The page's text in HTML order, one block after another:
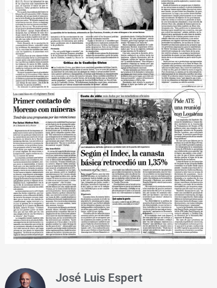
José Luis Espert